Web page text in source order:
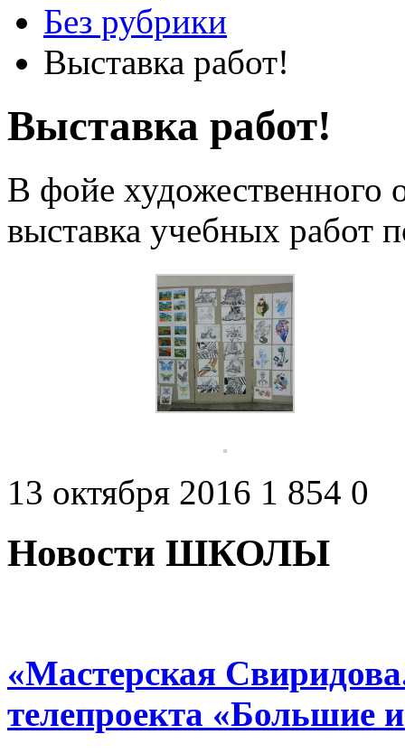
Без рубрики
Выставка работ!
Выставка работ!
В фойе художественного
выставка учебных работ
13 октября 2016 1 854 0
Новости ШКОЛЫ
«Мастерская
телепроекта «Большие